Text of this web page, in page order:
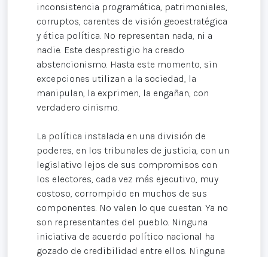
inconsistencia programática, patrimoniales,
corruptos, carentes de visión geoestratégica
y ética política. No representan nada, ni a
nadie. Este desprestigio ha creado
abstencionismo. Hasta este momento, sin
excepciones utilizan a la sociedad, la
manipulan, la exprimen, la engañan, con
verdadero cinismo.
La política instalada en una división de
poderes, en los tribunales de justicia, con un
legislativo lejos de sus compromisos con
los electores, cada vez más ejecutivo, muy
costoso, corrompido en muchos de sus
componentes. No valen lo que cuestan. Ya no
son representantes del pueblo. Ninguna
iniciativa de acuerdo político nacional ha
gozado de credibilidad entre ellos. Ninguna